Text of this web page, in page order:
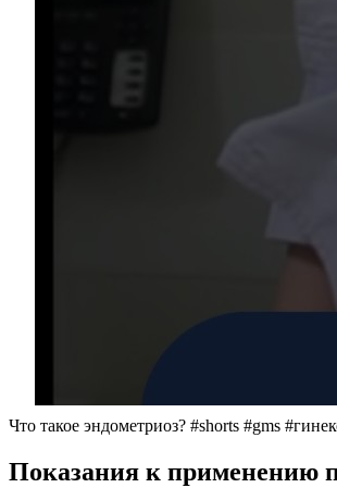
Что такое эндометриоз? #shorts #gms
Показания к применению